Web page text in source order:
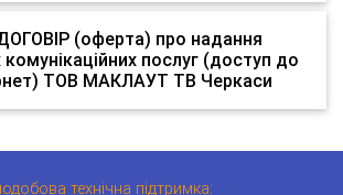
(оферта) про надання
послуг (доступ до
ТОВ МАКЛАУТ ТВ Черкаси
технічна підтримка: